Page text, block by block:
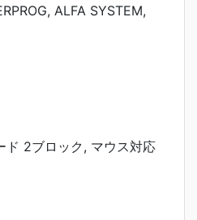
ALFA SYSTEM,
ド 2ブロック, マウス対応